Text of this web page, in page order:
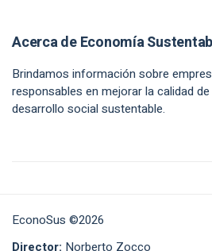
Acerca de Economía
Brindamos información sobre
responsables en mejorar la calidad
desarrollo social sustentable.
EconoSus ©2026
Director: Norberto Zocco